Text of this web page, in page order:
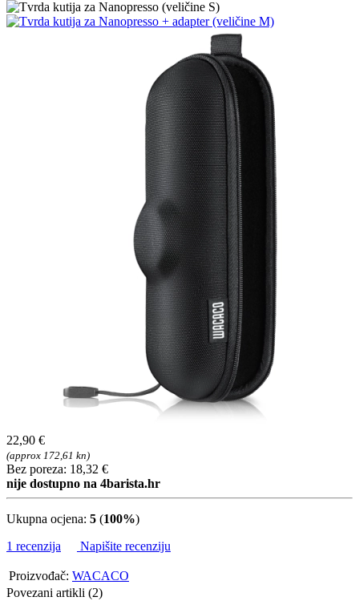
22,90 €
(approx 172,61 kn)
Bez poreza: 18,32 €
nije dostupno na 4barista.hr
Ukupna ocjena: 5 (100%)
1 recenzija
Napišite recenziju
Proizvođač: WACACO
Povezani artikli (2)